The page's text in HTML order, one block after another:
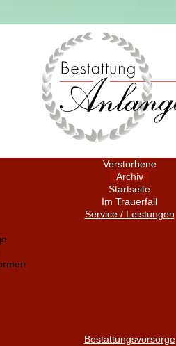
Verstorbene
Archiv
Startseite
Im Trauerfall
Service / Leistungen
Bestattungsvorsorge